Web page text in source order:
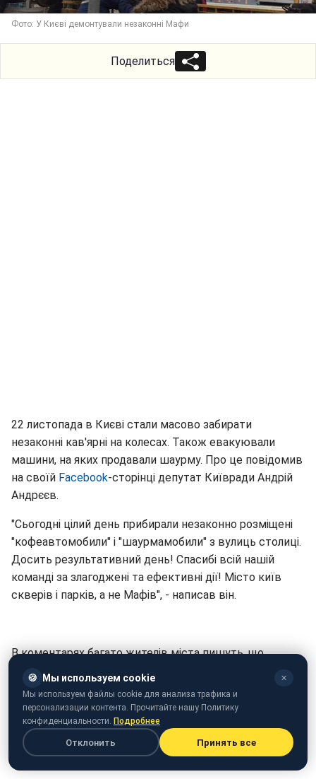
Фото: У Києві демонтували незаконні Мафи
Поделиться
22 листопада в Києві стали масово забирати
незаконні кав'ярні на колесах. Також евакуювали
машини, на яких продавали шаурму. Про це повідомив
на своїй Facebook-сторінці депутат Київради Андрій
Андрєєв.
"Сьогодні цілий день прибирали незаконно розміщені
"кофеавтомобили" і "шаурмамобили" з вулиць столиці.
Досить результативний день! Спасибі всій нашій
команді за злагоджені та ефективні дії! Місто київ
скверів і парків, а не Мафів", - написав він.
В коментарях багато жителів міста пишуть, що
задоволені такими ініціативами і підказують вулиці, де
ще треба прибрати кавомобілі.
Як раніше повідомлялося, в Києві біля метро "Мінська"
зникли всі Мафи
🍪 Мы используем cookie ✕
Мы используем файлы cookie для анализа трафика и
персонализации контента. Прочитайте нашу Политику
конфиденциальности. Подробнее
Отклонить Принять все